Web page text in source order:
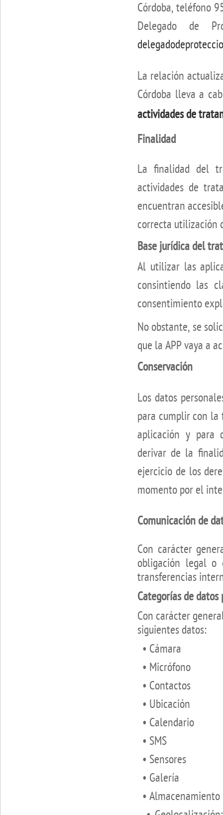
Córdoba, teléfono
Delegado de
La relación
Córdoba lleva a
actividades de
Finalidad
La finalidad del
actividades de
encuentran
correcta utilización
Base jurídica del
Al utilizar las
consintiendo las
consentimiento
No obstante, se
que la APP vaya a
Conservación
Los datos
para cumplir con la
aplicación y para
derivar de la
ejercicio de los
momento por el
Comunicación de
Con carácter
obligación legal o
transferencias
Categorías de datos
Con carácter
siguientes datos:
• Cámara
• Micrófono
• Contactos
• Ubicación
• Calendario
• SMS
• Sensores
• Galería
• Almacenamiento